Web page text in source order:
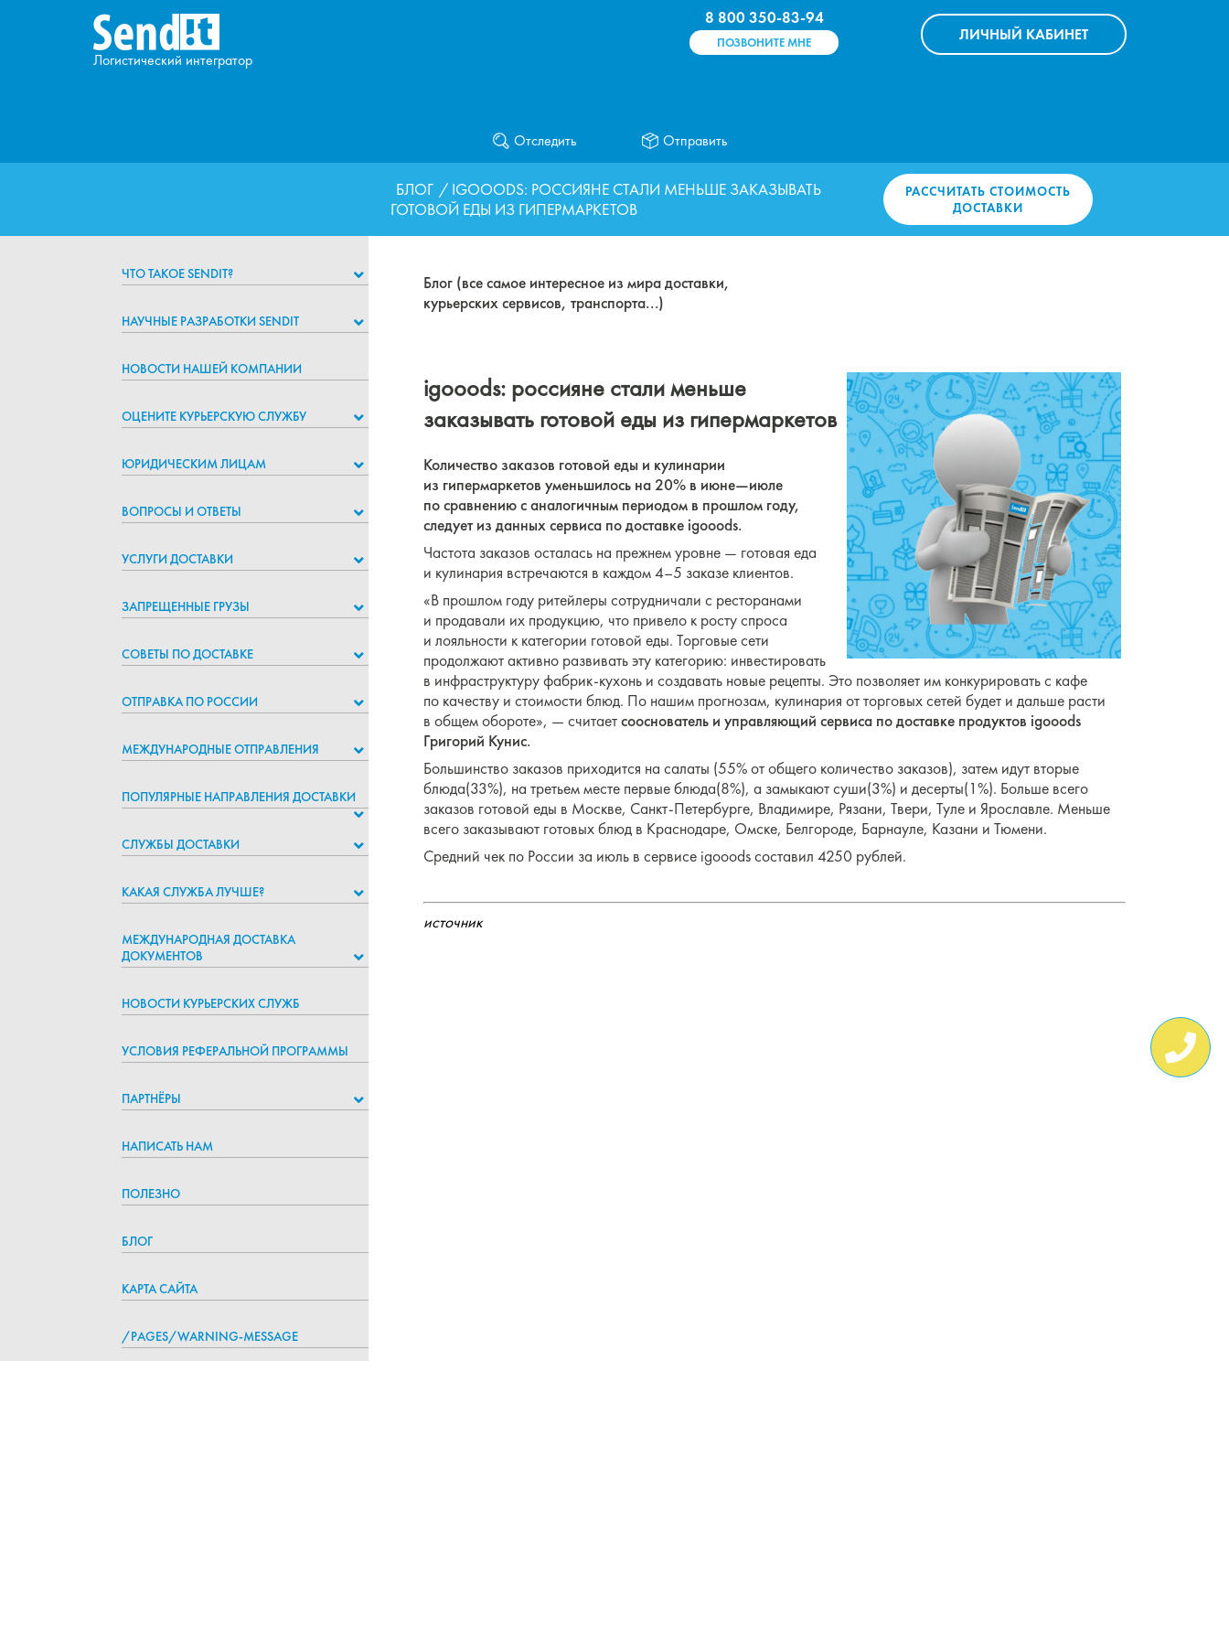
8 800 350-83-94
ПОЗВОНИТЕ МНЕ ЛИЧНЫЙ КАБИНЕТ
Логистический интегратор
Отследить Отправить
БЛОГ / IGOOODS: РОССИЯНЕ СТАЛИ МЕНЬШЕ ЗАКАЗЫВАТЬ
ГОТОВОЙ ЕДЫ ИЗ ГИПЕРМАРКЕТОВ
РАССЧИТАТЬ СТОИМОСТЬ
ДОСТАВКИ
ЧТО ТАКОЕ SENDIT?
НАУЧНЫЕ РАЗРАБОТКИ SENDIT
НОВОСТИ НАШЕЙ КОМПАНИИ
ОЦЕНИТЕ КУРЬЕРСКУЮ СЛУЖБУ
ЮРИДИЧЕСКИМ ЛИЦАМ
ВОПРОСЫ И ОТВЕТЫ
УСЛУГИ ДОСТАВКИ
ЗАПРЕЩЕННЫЕ ГРУЗЫ
СОВЕТЫ ПО ДОСТАВКЕ
ОТПРАВКА ПО РОССИИ
МЕЖДУНАРОДНЫЕ ОТПРАВЛЕНИЯ
ПОПУЛЯРНЫЕ НАПРАВЛЕНИЯ ДОСТАВКИ
СЛУЖБЫ ДОСТАВКИ
КАКАЯ СЛУЖБА ЛУЧШЕ?
МЕЖДУНАРОДНАЯ ДОСТАВКА
ДОКУМЕНТОВ
НОВОСТИ КУРЬЕРСКИХ СЛУЖБ
УСЛОВИЯ РЕФЕРАЛЬНОЙ ПРОГРАММЫ
ПАРТНЁРЫ
НАПИСАТЬ НАМ
ПОЛЕЗНО
БЛОГ
КАРТА САЙТА
/PAGES/WARNING-MESSAGE
Блог (все самое интересное из мира доставки,
курьерских сервисов, транспорта...)
igooods: россияне стали меньше
заказывать готовой еды из гипермаркетов
Количество заказов готовой еды и кулинарии
из гипермаркетов уменьшилось на 20% в июне—июле
по сравнению с аналогичным периодом в прошлом году,
следует из данных сервиса по доставке igooods.
Частота заказов осталась на прежнем уровне — готовая еда
и кулинария встречаются в каждом 4–5 заказе клиентов.
«В прошлом году ритейлеры сотрудничали с ресторанами
и продавали их продукцию, что привело к росту спроса
и лояльности к категории готовой еды. Торговые сети
продолжают активно развивать эту категорию: инвестировать
в инфраструктуру фабрик-кухонь и создавать новые рецепты. Это позволяет им конкурировать с кафе
по качеству и стоимости блюд. По нашим прогнозам, кулинария от торговых сетей будет и дальше расти
в общем обороте», — считаетсооснователь и управляющий сервиса по доставке продуктов igooods
Григорий Кунис.
Большинство заказов приходится на салаты (55% от общего количество заказов), затем идут вторые
блюда(33%), на третьем месте первые блюда(8%), а замыкают суши(3%) и десерты(1%). Больше всего
заказов готовой еды в Москве, Санкт-Петербурге, Владимире, Рязани, Твери, Туле и Ярославле. Меньше
всего заказывают готовых блюд в Краснодаре, Омске, Белгороде, Барнауле, Казани и Тюмени.
Средний чек по России за июль в сервисе igooods составил 4250 рублей.
источник